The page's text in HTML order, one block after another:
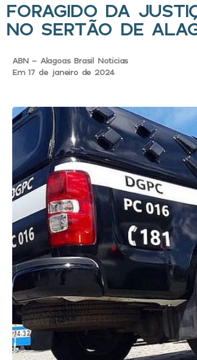
FORAGIDO DA
NO SERTÃO DE
ABN - Alagoas Brasil Noticias
Em 17 de janeiro de 2024